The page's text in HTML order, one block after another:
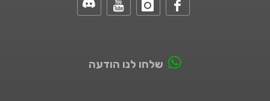
שלחו לנו הודעה